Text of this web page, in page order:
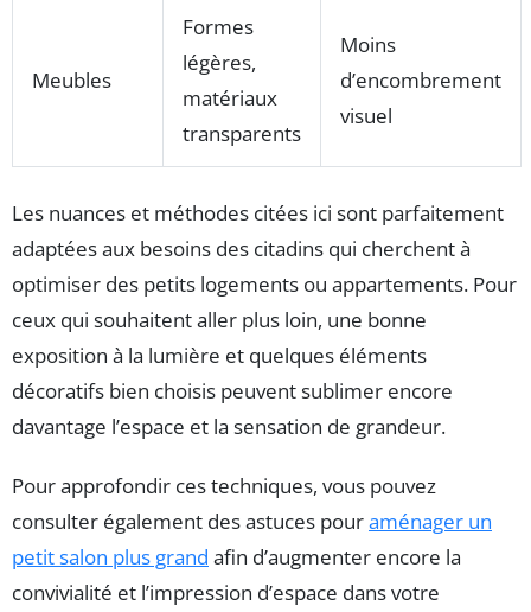
Meubles
Formes
légères,
matériaux
transparents
Moins
d’encombrement
visuel
Les nuances et méthodes citées ici sont parfaitement
adaptées aux besoins des citadins qui cherchent à
optimiser des petits logements ou appartements. Pour
ceux qui souhaitent aller plus loin, une bonne
exposition à la lumière et quelques éléments
décoratifs bien choisis peuvent sublimer encore
davantage l’espace et la sensation de grandeur.
Pour approfondir ces techniques, vous pouvez
consulter également des astuces pouraménager un
petit salon plus grand afin d’augmenter encore la
convivialité et l’impression d’espace dans votre